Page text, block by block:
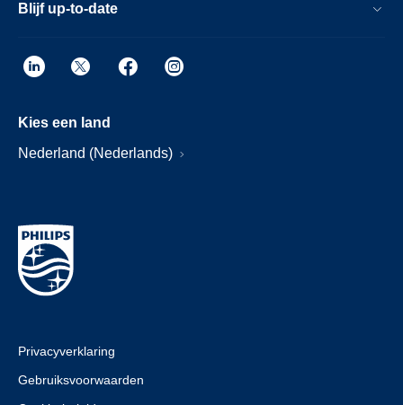
Blijf up-to-date
Kies een land
Nederland (Nederlands)
Privacyverklaring
Gebruiksvoorwaarden